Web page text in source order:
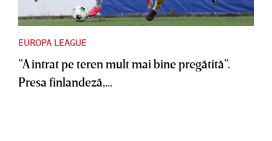
EUROPA LEAGUE
”A intrat pe teren mult mai bine pregătită”.
Presa finlandeză,...